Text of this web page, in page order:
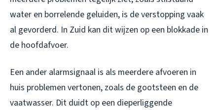
water en borrelende geluiden, is de verstopping vaak
al gevorderd. In Zuid kan dit wijzen op een blokkade in
de hoofdafvoer.
Een ander alarmsignaal is als meerdere afvoeren in
huis problemen vertonen, zoals de gootsteen en de
vaatwasser. Dit duidt op een dieperliggende